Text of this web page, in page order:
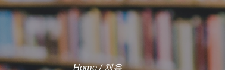
Home /채용